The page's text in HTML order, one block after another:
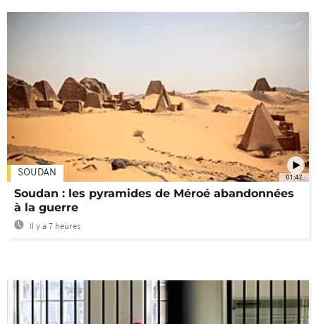
01:47
SOUDAN
Soudan : les pyramides de Méroé abandonnées
à la guerre
Il y a 7 heures